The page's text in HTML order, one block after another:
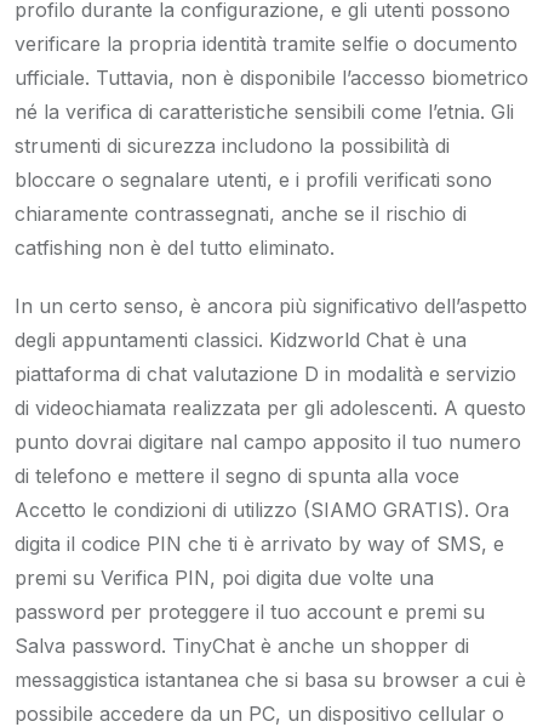
profilo durante la configurazione, e gli utenti possono
verificare la propria identità tramite selfie o documento
ufficiale. Tuttavia, non è disponibile l’accesso biometrico
né la verifica di caratteristiche sensibili come l’etnia. Gli
strumenti di sicurezza includono la possibilità di
bloccare o segnalare utenti, e i profili verificati sono
chiaramente contrassegnati, anche se il rischio di
catfishing non è del tutto eliminato.
In un certo senso, è ancora più significativo dell’aspetto
degli appuntamenti classici. Kidzworld Chat è una
piattaforma di chat valutazione D in modalità e servizio
di videochiamata realizzata per gli adolescenti. A questo
punto dovrai digitare nal campo apposito il tuo numero
di telefono e mettere il segno di spunta alla voce
Accetto le condizioni di utilizzo (SIAMO GRATIS). Ora
digita il codice PIN che ti è arrivato by way of SMS, e
premi su Verifica PIN, poi digita due volte una
password per proteggere il tuo account e premi su
Salva password. TinyChat è anche un shopper di
messaggistica istantanea che si basa su browser a cui è
possibile accedere da un PC, un dispositivo cellular o